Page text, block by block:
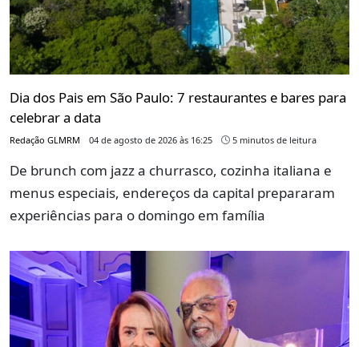
Dia dos Pais em São Paulo: 7 restaurantes e bares para
celebrar a data
Redação GLMRM 04 de agosto de 2026 às 16:25 5 minutos de leitura
De brunch com jazz a churrasco, cozinha italiana e
menus especiais, endereços da capital prepararam
experiências para o domingo em família